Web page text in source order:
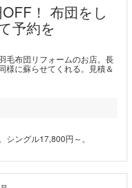
！ 布団をし
予約を
毛布団リフォームのお店。長
様に蘇らせてくれる。見積＆
ングル17,800円～。